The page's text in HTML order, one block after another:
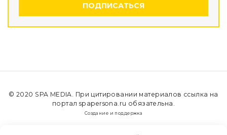
ПОДПИСАТЬСЯ
© 2020 SPA MEDIA. При цитировании материалов ссылка на
портал spapersona.ru обязательна.
Создание и поддержка